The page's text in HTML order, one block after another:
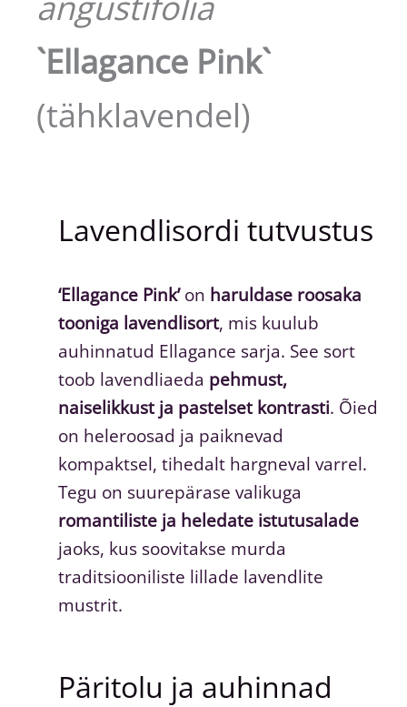
`Ellagance Pink`
(tähklavendel)
Lavendlisordi tutvustus
‘Ellagance Pink’on haruldase roosaka
tooniga lavendlisort, mis kuulub
auhinnatud Ellagance sarja. See sort
toob lavendliaeda pehmust,
naiselikkust ja pastelset kontrasti. Õied
on heleroosad ja paiknevad
kompaktsel, tihedalt hargneval varrel.
Tegu on suurepärase valikuga
romantiliste ja heledate istutusalade
jaoks, kus soovitakse murda
traditsiooniliste lillade lavendlite
mustrit.
Päritolu ja auhinnad